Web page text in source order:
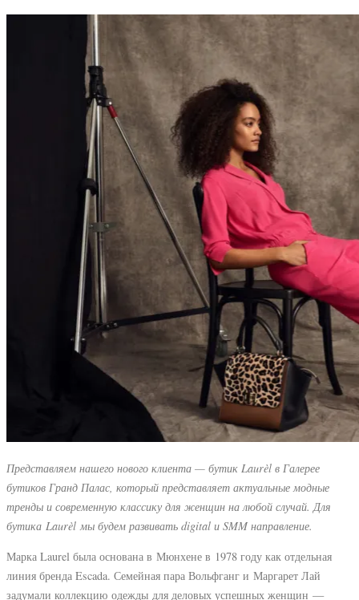
Представляем нашего нового клиента — бутик Laurèl в Галерее
бутиков Гранд Палас, который представляет актуальные модные
тренды и современную классику для женщин на любой случай. Для
бутика Laurèl мы будем развивать digital и SMM направление.
Марка Laurel была основана в Мюнхене в 1978 году как отдельная
линия бренда Escada. Семейная пара Вольфганг и Маргарет Лай
задумали коллекцию одежды для деловых успешных женщин —